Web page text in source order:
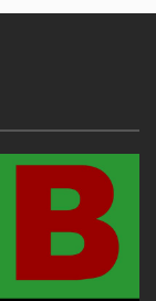
রাজপথে:
আন্দোলনের